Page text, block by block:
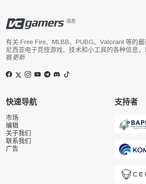
消息
有关 Free Fire、MLBB、PUBG、Valorant 等的
尼西亚电子竞技游戏、技术和小工具的各种信息
赛更新.
快速导航
市场
编辑
关于我们
联系我们
广告
支持者